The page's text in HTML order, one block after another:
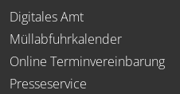
Digitales Amt
Müllabfuhrkalender
Online Terminvereinbarung
Presseservice